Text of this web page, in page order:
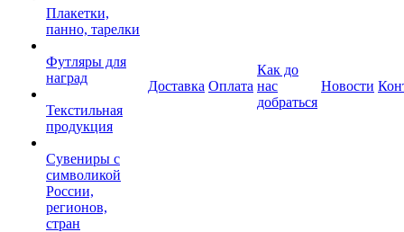
Плакетки,
панно, тарелки
Футляры для
наград
Текстильная
продукция
Сувениры с
символикой
России,
регионов,
стран
Доставка Оплата
Как до
нас
добраться
Новости